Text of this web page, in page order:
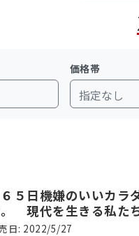
価格帯
指定なし
５日機嫌のいいカラ
現代を生きる私た
・アップデートブック
日: 2022/5/27